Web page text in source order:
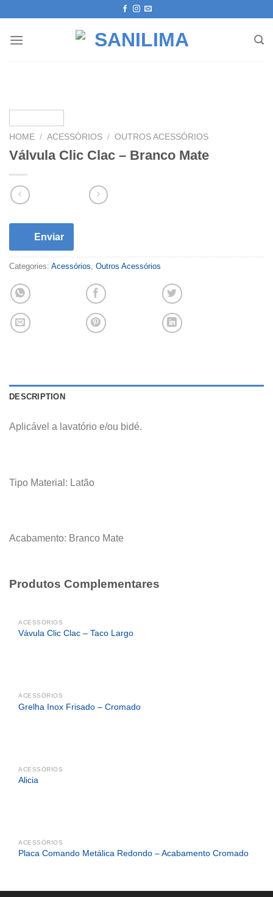
content
HOME / ACESSÓRIOS / OUTROS ACESSÓRIOS
Válvula Clic Clac – Branco Mate
Enviar
Categories: Acessórios, Outros Acessórios
DESCRIPTION
Aplicável a lavatório e/ou bidé.
Tipo Material: Latão
Acabamento: Branco Mate
Produtos Complementares
ACESSÓRIOS
Vávula Clic Clac – Taco Largo
ACESSÓRIOS
Grelha Inox Frisado – Cromado
ACESSÓRIOS
Alicia
ACESSÓRIOS
Placa Comando Metálica Redondo – Acabamento Cromado